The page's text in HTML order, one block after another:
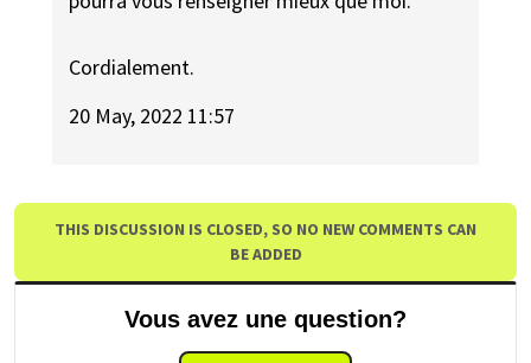
Cordialement.
20 May, 2022 11:57
THIS DISCUSSION IS CLOSED, SO NO NEW COMMENTS CAN
BE ADDED
Vous avez une question?